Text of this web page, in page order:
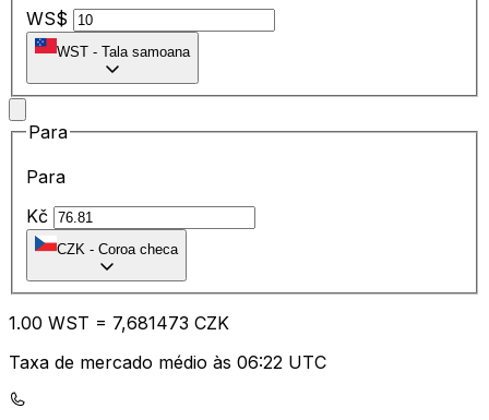
WS$
WST - Tala samoana
Para
Para
Kč
CZK - Coroa checa
1.00 WST = 7,681473 CZK
Taxa de mercado médio às 06:22 UTC